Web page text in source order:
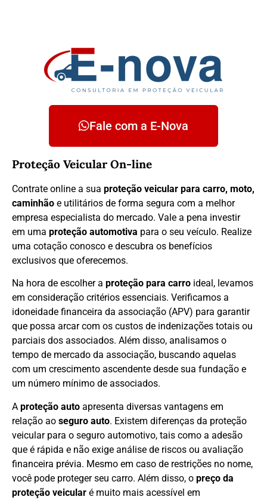
Fale com a E-Nova
Proteção Veicular On-line
Contrate online a sua proteção veicular para carro, moto,
caminhão e utilitários de forma segura com a melhor
empresa especialista do mercado. Vale a pena investir
em uma proteção automotiva para o seu veículo. Realize
uma cotação conosco e descubra os benefícios
exclusivos que oferecemos.
Na hora de escolher a proteção para carro ideal, levamos
em consideração critérios essenciais. Verificamos a
idoneidade financeira da associação (APV) para garantir
que possa arcar com os custos de indenizações totais ou
parciais dos associados. Além disso, analisamos o
tempo de mercado da associação, buscando aquelas
com um crescimento ascendente desde sua fundação e
um número mínimo de associados.
A proteção auto apresenta diversas vantagens em
relação ao seguro auto. Existem diferenças da proteção
veicular para o seguro automotivo, tais como a adesão
que é rápida e não exige análise de riscos ou avaliação
financeira prévia. Mesmo em caso de restrições no nome,
você pode proteger seu carro. Além disso, o preço da
proteção veicular é muito mais acessível em